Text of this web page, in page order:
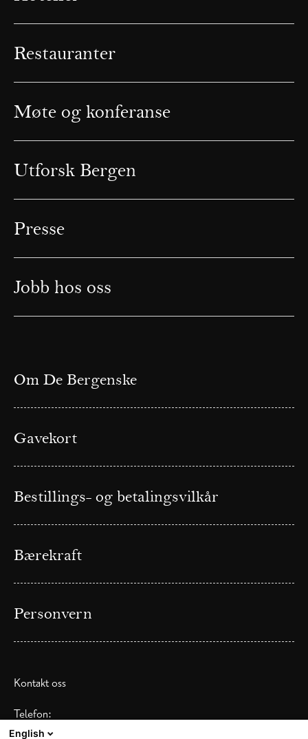
Restauranter
Møte og konferanse
Utforsk Bergen
Presse
Jobb hos oss
Om De Bergenske
Gavekort
Bestillings- og betalingsvilkår
Bærekraft
Personvern
Kontakt oss
Telefon:
Kontakt: (+ 47) 413 83 100
English